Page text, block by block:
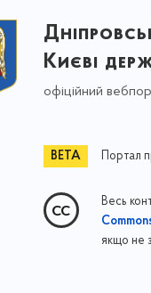
Києві
офіційний
Портал
Весь
якщо не